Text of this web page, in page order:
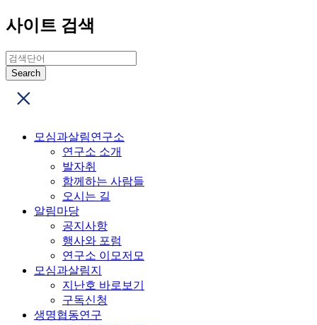
사이트 검색
모심과살림연구소
연구소 소개
발자취
함께하는 사람들
오시는 길
알림마당
공지사항
행사와 포럼
연구소 이모저모
모심과살림지
지난호 바로보기
구독신청
생명협동연구